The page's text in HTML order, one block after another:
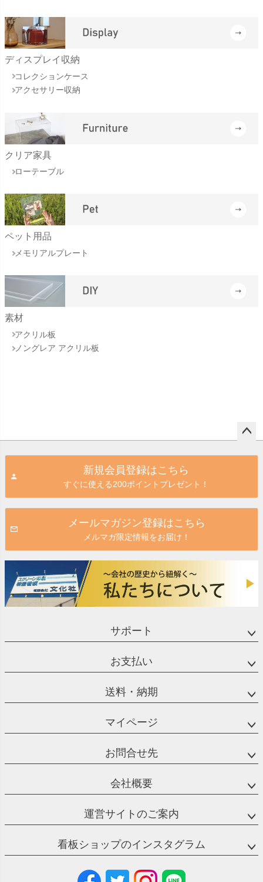
ディスプレイ収納
コレクションケース
アクセサリー収納
クリア家具
ローテーブル
ペット用品
メモリアルプレート
素材
アクリル板
ノングレア アクリル板
新規会員登録はこちら
すぐに使える200ポイントプレゼント！
メールマガジン登録はこちら
メルマガ限定情報をお届け！
サポート
お支払い
送料・納期
マイページ
お問合せ先
会社概要
運営サイトのご案内
看板ショップのインスタグラム